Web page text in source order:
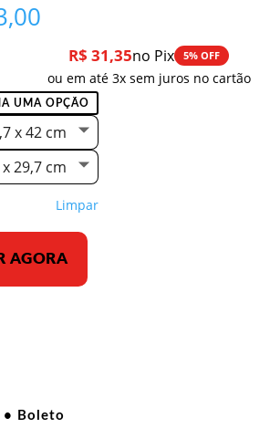
preço:
R$ 33,00
através
R$ 43,00
R$ 31,35no Pix 5% OFF
ou em até 3x sem juros no cartão
x 42 cm
29,7 cm
Limpar
AGORA
• Boleto